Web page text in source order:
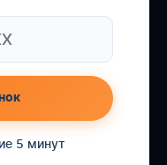
5 минут